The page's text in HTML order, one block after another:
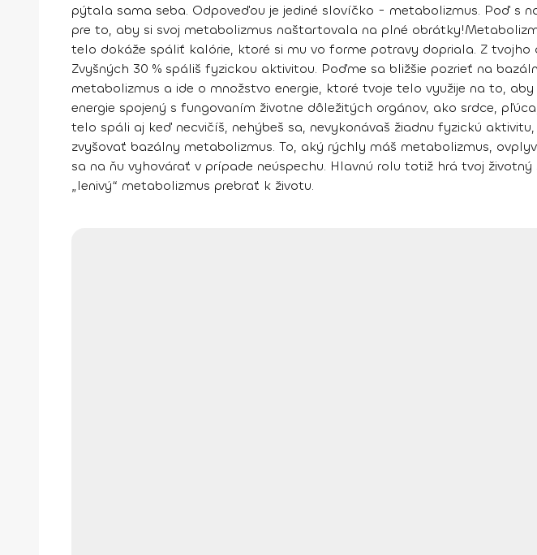
pýtala sama seba. Odpoveďou je jediné slovíčko - metabolizmus. Poď s
pre to, aby si svoj metabolizmus naštartovala na plné obrátky!
telo dokáže spáliť kalórie, ktoré si mu vo forme potravy dopriala. Z
Zvyšných 30 % spáliš fyzickou aktivitou. Poďme sa bližšie pozrieť na
metabolizmus a ide o množstvo energie, ktoré tvoje telo využije na to,
energie spojený s fungovaním životne dôležitých orgánov, ako srdce,
telo spáli aj keď necvičíš, nehýbeš sa, nevykonávaš žiadnu fyzickú
zvyšovať bazálny metabolizmus. To, aký rýchly máš metabolizmus,
sa na ňu vyhovárať v prípade neúspechu. Hlavnú rolu totiž hrá tvoj životný
„lenivý“ metabolizmus prebrať k životu.